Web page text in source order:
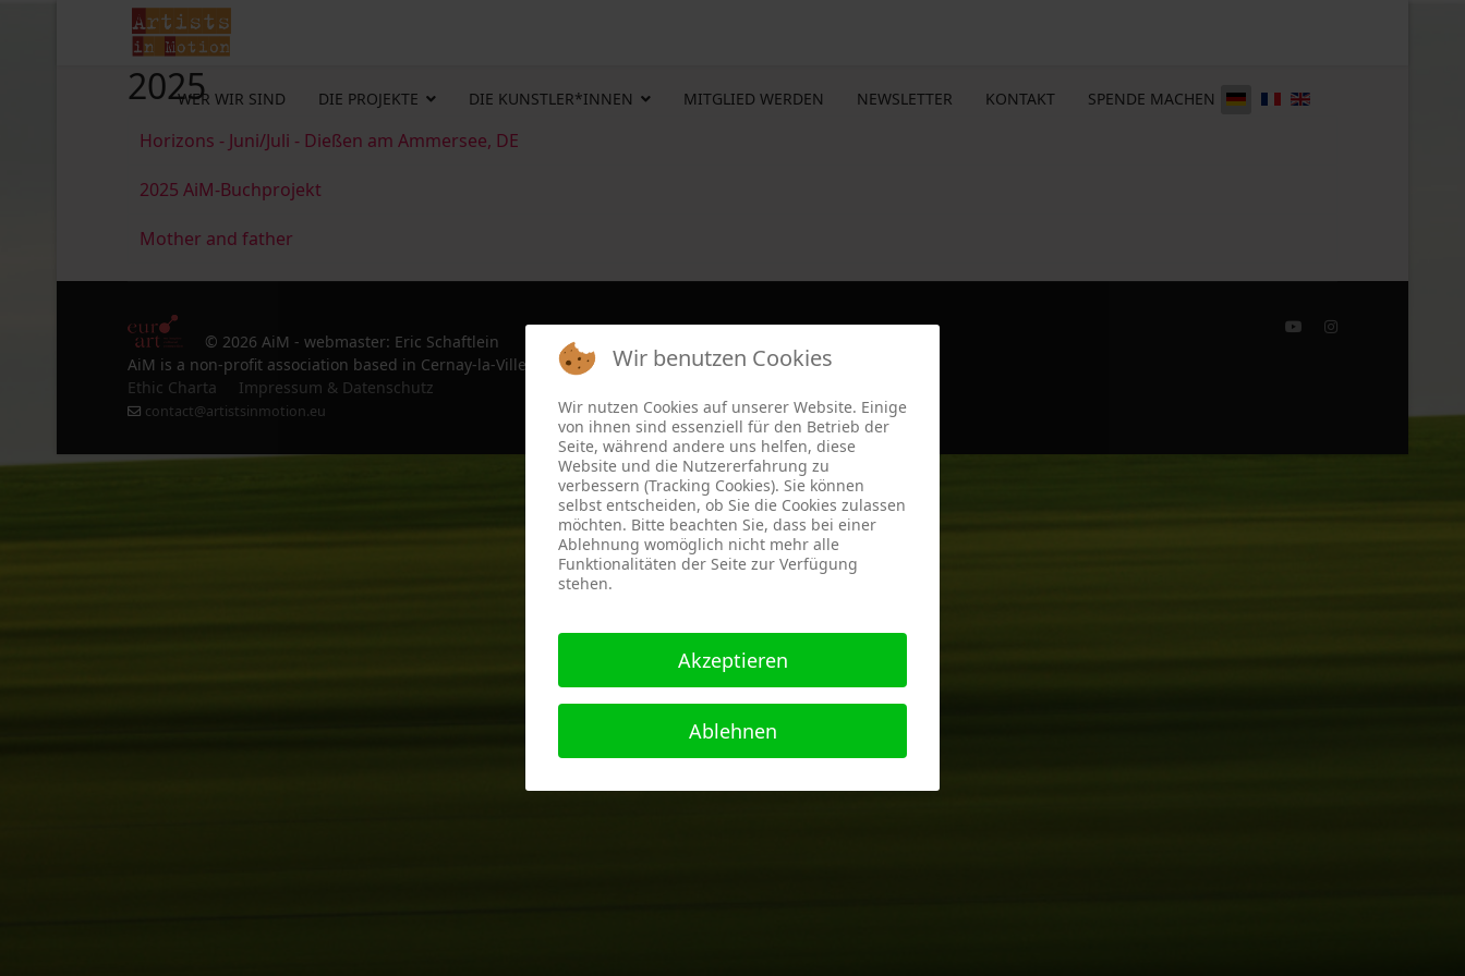
WER WIR SIND DIE PROJEKTE DIE KUNSTLER*INNEN MITGLIED WERDEN NEWSLETTER KONTAKT SPENDE MACHEN
2025
Horizons - Juni/Juli - Dießen am Ammersee, DE
2025 AiM-Buchprojekt
Mother and father
© 2026 AiM - webmaster: Eric Schaftlein
AiM is a non-profit association based in Cernay-la-Ville, France since 2022
Ethic Charta
Impressum & Datenschutz
contact@artistsinmotion.eu
Wir benutzen Cookies
Wir nutzen Cookies auf unserer Website. Einige
von ihnen sind essenziell für den Betrieb der
Seite, während andere uns helfen, diese
Website und die Nutzererfahrung zu
verbessern (Tracking Cookies). Sie können
selbst entscheiden, ob Sie die Cookies zulassen
möchten. Bitte beachten Sie, dass bei einer
Ablehnung womöglich nicht mehr alle
Funktionalitäten der Seite zur Verfügung
stehen.
Akzeptieren
Ablehnen